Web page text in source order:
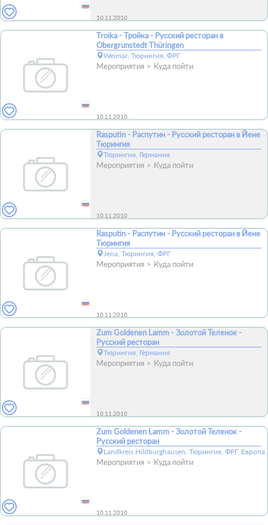
10.11.2010
Troika - Тройка - Русский ресторан в
Obergrunstedt Thüringen
Weimar, Тюрингия, ФРГ
Мероприятия Куда пойти
10.11.2010
Rasputin - Распутин - Русский ресторан в Йене
Тюрингия
Тюрингия, Германия
Мероприятия Куда пойти
10.11.2010
Rasputin - Распутин - Русский ресторан в Йене
Тюрингия
Jena, Тюрингия, ФРГ
Мероприятия Куда пойти
10.11.2010
Zum Goldenen Lamm - Золотой Теленок -
Русский ресторан
Тюрингия, Германия
Мероприятия Куда пойти
10.11.2010
Zum Goldenen Lamm - Золотой Теленок -
Русский ресторан
Landkreis Hildburghausen, Тюрингия, ФРГ, Европа
Мероприятия Куда пойти
10.11.2010